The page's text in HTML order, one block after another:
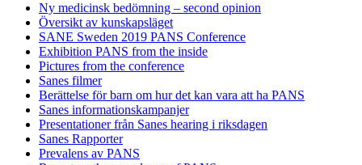
Ny medicinsk bedömning – second opinion
Översikt av kunskapsläget
SANE Sweden 2019 PANS Conference
Exhibition PANS from the inside
Pictures from the conference
Sanes filmer
Berättelse för barn om hur det kan vara att ha PANS
Sanes informationskampanjer
Presentationer från Sanes hearing i riksdagen
Sanes Rapporter
Prevalens av PANS